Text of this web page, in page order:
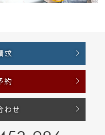
求
約
わせ